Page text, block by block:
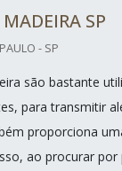
SP
- SP
são bastante
para transmitir
proporciona
ao procurar por